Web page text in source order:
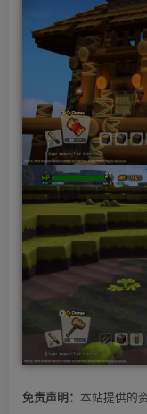
免责声明： 本站提供的